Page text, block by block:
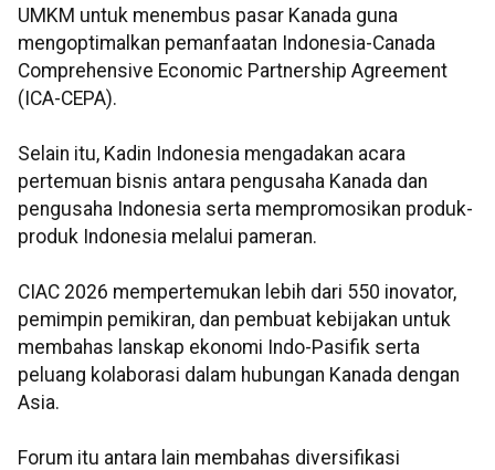
UMKM untuk menembus pasar Kanada guna
mengoptimalkan pemanfaatan Indonesia-Canada
Comprehensive Economic Partnership Agreement
(ICA-CEPA).
Selain itu, Kadin Indonesia mengadakan acara
pertemuan bisnis antara pengusaha Kanada dan
pengusaha Indonesia serta mempromosikan produk-
produk Indonesia melalui pameran.
CIAC 2026 mempertemukan lebih dari 550 inovator,
pemimpin pemikiran, dan pembuat kebijakan untuk
membahas lanskap ekonomi Indo-Pasifik serta
peluang kolaborasi dalam hubungan Kanada dengan
Asia.
Forum itu antara lain membahas diversifikasi